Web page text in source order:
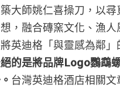
築大師姚仁喜操刀，以尋
，融合磚窯文化、漁人
英迪格「與靈感為鄰」
的是將品牌Logo鸚鵡
台灣英迪格酒店相關文